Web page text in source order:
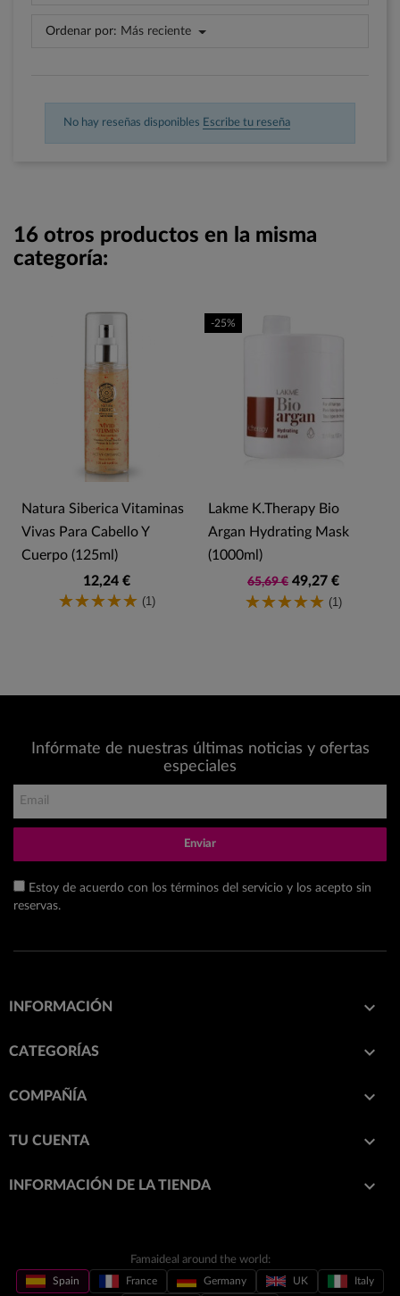
Ordenar por: Más reciente
No hay reseñas disponibles Escribe tu reseña
16 otros productos en la misma
categoría:
Natura Siberica Vitaminas
Vivas Para Cabello Y
Cuerpo (125ml)
12,24 €
(1)
Lakme K.Therapy Bio
Argan Hydrating Mask
(1000ml)
65,69 € 49,27 €
(1)
-25%
Infórmate de nuestras últimas noticias y ofertas
especiales
Enviar
Estoy de acuerdo con los términos del servicio y los acepto sin
reservas.
INFORMACIÓN 
CATEGORÍAS 
COMPAÑÍA 
TU CUENTA 
INFORMACIÓN DE LA TIENDA keyboard_arrow_down
Famaideal around the world:
Spain France Germany UK Italy